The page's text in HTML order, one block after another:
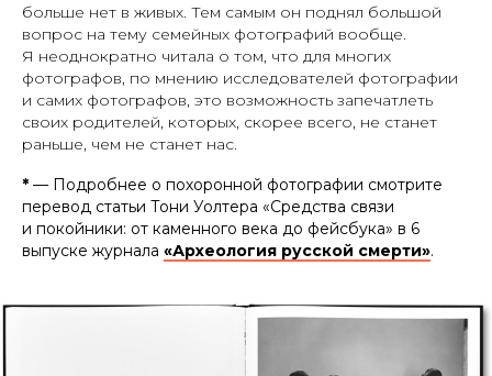
больше нет в живых. Тем самым он поднял большой
вопрос на тему семейных фотографий вообще.
Я неоднократно читала о том, что для многих
фотографов, по мнению исследователей фотографии
и самих фотографов, это возможность запечатлеть
своих родителей, которых, скорее всего, не станет
раньше, чем не станет нас.
* — Подробнее о похоронной фотографии смотрите
перевод статьи Тони Уолтера «Средства связи
и покойники: от каменного века до фейсбука» в 6
выпуске журнала «Археология русской смерти».